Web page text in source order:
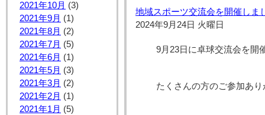
2021年10月 (3)
2021年9月 (1)
2021年8月 (2)
2021年7月 (5)
2021年6月 (1)
2021年5月 (3)
2021年3月 (2)
2021年2月 (1)
2021年1月 (5)
地域スポーツ交流会を開催しま
2024年9月24日 火曜日
9月23日に卓球交流会を開
たくさんの方のご参加あ